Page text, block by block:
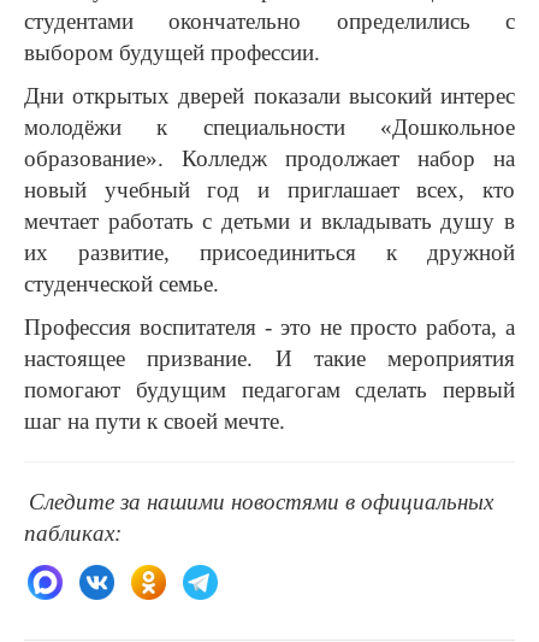
студентами окончательно определились с
выбором будущей профессии.
Дни открытых дверей показали высокий интерес
молодёжи к специальности «Дошкольное
образование». Колледж продолжает набор на
новый учебный год и приглашает всех, кто
мечтает работать с детьми и вкладывать душу в
их развитие, присоединиться к дружной
студенческой семье.
Профессия воспитателя - это не просто работа, а
настоящее призвание. И такие мероприятия
помогают будущим педагогам сделать первый
шаг на пути к своей мечте.
Следите за нашими новостями в официальных
пабликах: